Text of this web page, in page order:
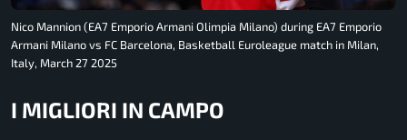
Nico Mannion (EA7 Emporio Armani Olimpia Milano) during EA7 Emporio
Armani Milano vs FC Barcelona, Basketball Euroleague match in Milan,
Italy, March 27 2025
I MIGLIORI IN CAMPO